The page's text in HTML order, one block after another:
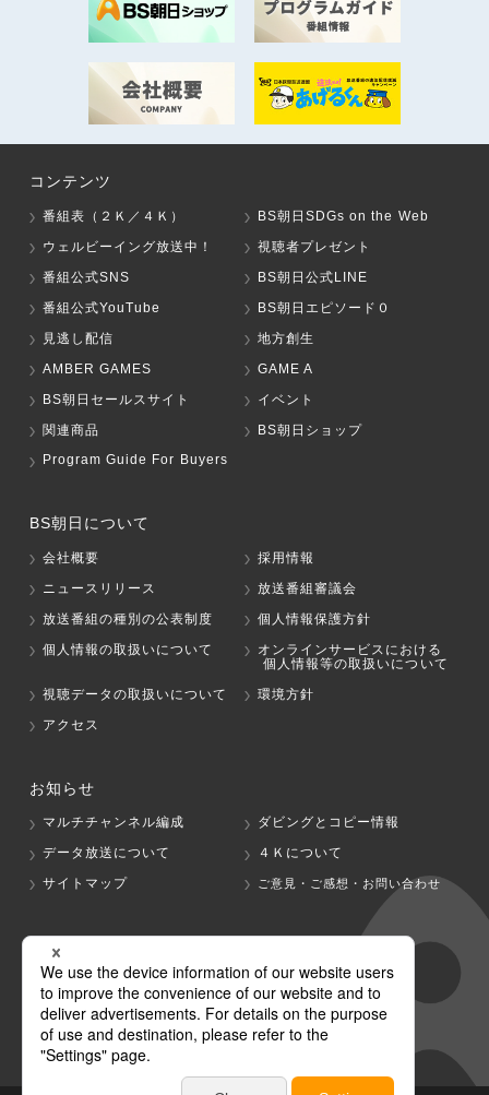
コンテンツ
番組表（２Ｋ／４Ｋ）
BS朝日SDGs on the Web
ウェルビーイング放送中！
視聴者プレゼント
番組公式SNS
BS朝日公式LINE
番組公式YouTube
BS朝日エピソード０
見逃し配信
地方創生
AMBER GAMES
GAME A
BS朝日セールスサイト
イベント
関連商品
BS朝日ショップ
Program Guide For Buyers
BS朝日について
会社概要
採用情報
ニュースリリース
放送番組審議会
放送番組の種別の公表制度
個人情報保護方針
個人情報の取扱いについて
オンラインサービスにおける
個人情報等の取扱いについて
視聴データの取扱いについて
環境方針
アクセス
お知らせ
マルチチャンネル編成
ダビングとコピー情報
データ放送について
４Ｋについて
サイトマップ
ご意見・ご感想・お問い合わせ
グループ会社
テレビ朝日 テレ朝チャンネル